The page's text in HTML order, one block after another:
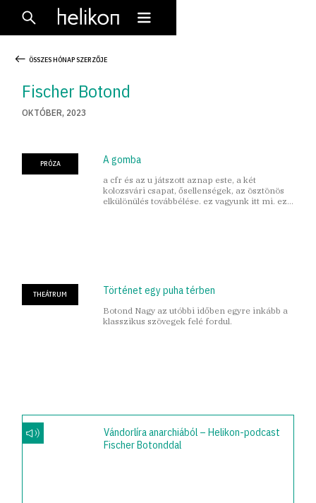
ÖSSZES HÓNAP SZERZŐJE
Fischer Botond
OKTÓBER, 2023
PRÓZA A gomba
a cfr és az u játszott aznap este, a két
kolozsvári csapat, ősellenségek, az ösztönös
elkülönülés továbbélése. ez vagyunk itt mi. ez
THEÁTRUM Történet egy puha térben
Botond Nagy az utóbbi időben egyre inkább a
klasszikus szövegek felé fordul.
Vándorlíra anarchiából – Helikon-podcast
Fischer Botonddal